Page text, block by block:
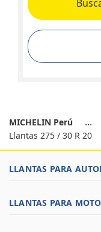
MICHELIN Perú
Llantas 275 / 30 R 20
LLANTAS PARA
LLANTAS PARA